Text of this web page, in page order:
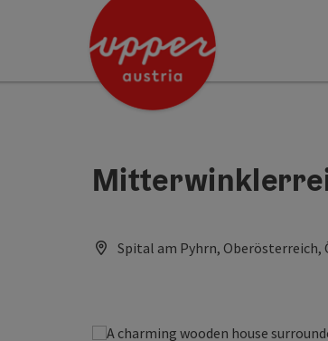
Accesskey
Accesskey
Spital am Pyhrn, Oberösterreich,